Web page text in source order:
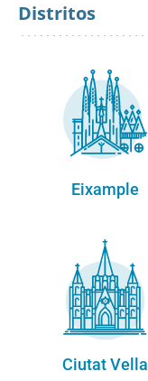
Distritos
Eixample
Ciutat Vella